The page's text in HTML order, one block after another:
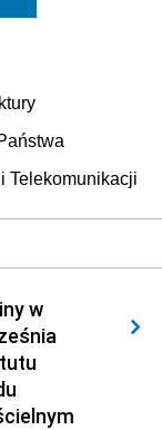
Telekomunikacji
i Budownictwa
i
w